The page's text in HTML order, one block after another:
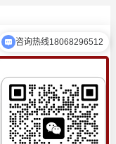
乳化设备定制